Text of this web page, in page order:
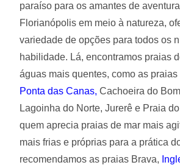
paraíso para os amantes de
Florianópolis em meio à natureza,
variedade de opções para todos os
habilidade. Lá, encontramos praias
águas mais quentes, como as
Ponta das Canas, Cachoeira do
Lagoinha do Norte, Jurerê e Praia
quem aprecia praias de mar mais
mais frias e próprias para a prática
recomendamos as praias Brava,